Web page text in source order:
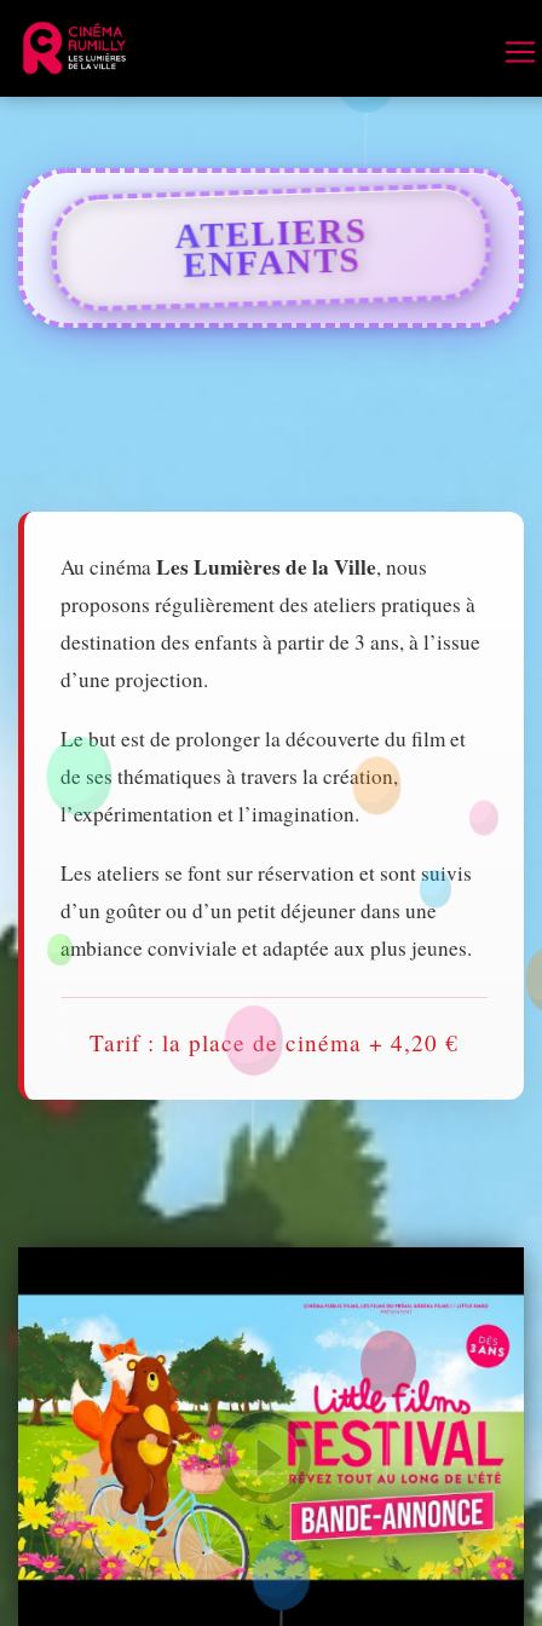
ATELIERS
ENFANTS
Au cinémaLes Lumières de la Ville, nous
proposons régulièrement des ateliers pratiques à
destination des enfants à partir de 3 ans, à l’issue
d’une projection.
Le but est de prolonger la découverte du film et
de ses thématiques à travers la création,
l’expérimentation et l’imagination.
Les ateliers se font sur réservation et sont suivis
d’un goûter ou d’un petit déjeuner dans une
ambiance conviviale et adaptée aux plus jeunes.
Tarif : la place de cinéma + 4,20 €